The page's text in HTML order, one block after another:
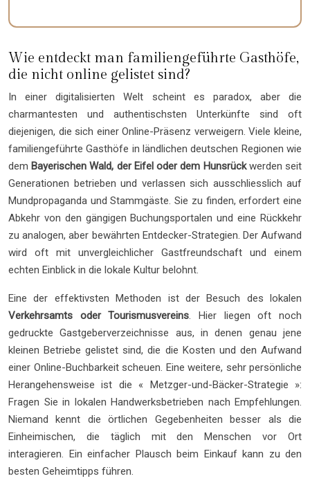
Wie entdeckt man familiengeführte Gasthöfe,
die nicht online gelistet sind?
In einer digitalisierten Welt scheint es paradox, aber die
charmantesten und authentischsten Unterkünfte sind oft
diejenigen, die sich einer Online-Präsenz verweigern. Viele kleine,
familiengeführte Gasthöfe in ländlichen deutschen Regionen wie
dem Bayerischen Wald, der Eifel oder dem Hunsrückwerden seit
Generationen betrieben und verlassen sich ausschliesslich auf
Mundpropaganda und Stammgäste. Sie zu finden, erfordert eine
Abkehr von den gängigen Buchungsportalen und eine Rückkehr
zu analogen, aber bewährten Entdecker-Strategien. Der Aufwand
wird oft mit unvergleichlicher Gastfreundschaft und einem
echten Einblick in die lokale Kultur belohnt.
Eine der effektivsten Methoden ist der Besuch des lokalen
Verkehrsamts oder Tourismusvereins . Hier liegen oft noch
gedruckte Gastgeberverzeichnisse aus, in denen genau jene
kleinen Betriebe gelistet sind, die die Kosten und den Aufwand
einer Online-Buchbarkeit scheuen. Eine weitere, sehr persönliche
Herangehensweise ist die « Metzger-und-Bäcker-Strategie »:
Fragen Sie in lokalen Handwerksbetrieben nach Empfehlungen.
Niemand kennt die örtlichen Gegebenheiten besser als die
Einheimischen, die täglich mit den Menschen vor Ort
interagieren. Ein einfacher Plausch beim Einkauf kann zu den
besten Geheimtipps führen.